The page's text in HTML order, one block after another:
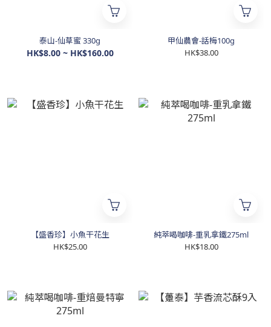
泰山-仙草蜜 330g
HK$8.00 ~ HK$160.00
甲仙農會-話梅100g
HK$38.00
【盛香珍】小魚干花生
HK$25.00
純萃喝咖啡-重乳拿鐵275ml
HK$18.00